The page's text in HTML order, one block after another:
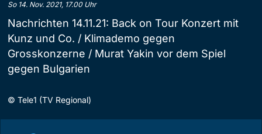
So 14. Nov. 2021, 17.00 Uhr
Nachrichten 14.11.21: Back on Tour Konzert mit
Kunz und Co. / Klimademo gegen
Grosskonzerne / Murat Yakin vor dem Spiel
gegen Bulgarien
© Tele1 (TV Regional)